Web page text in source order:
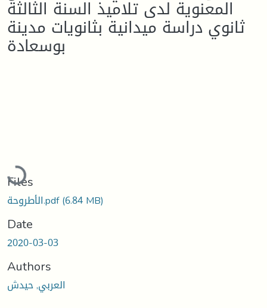
المعنوية لدى تلاميذ السنة الثالثة
ثانوي دراسة ميدانية بثانويات مدينة
بوسعادة
Loading...
Files
الأطروحة.pdf(6.84 MB)
Date
2020-03-03
Authors
العربي, حيدش